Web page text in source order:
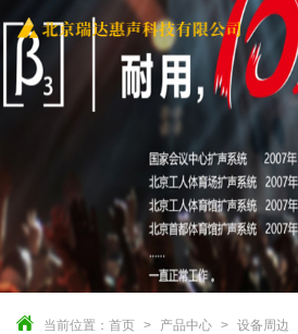
当前位置： 首页 产品中心 设备周边